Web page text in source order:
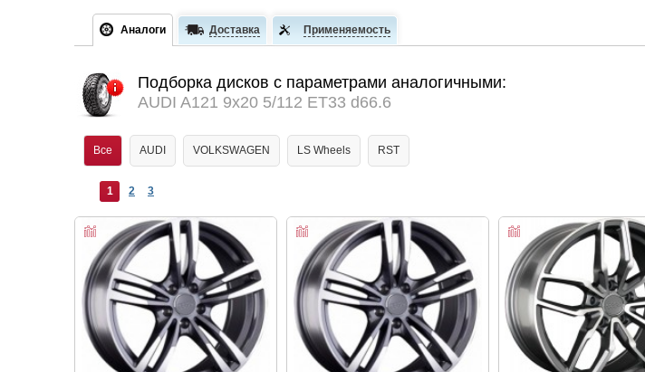
Аналоги Доставка Применяемость
Подборка дисков с параметрами аналогичными:
AUDI A121 9x20 5/112 ET33 d66.6
Все AUDI VOLKSWAGEN LS Wheels RST
1 2 3